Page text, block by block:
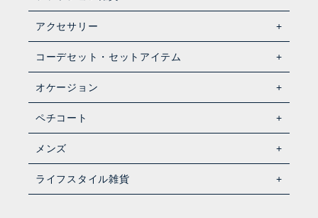
アクセサリー
コーデセット・セットアイテム
オケージョン
ペチコート
メンズ
ライフスタイル雑貨